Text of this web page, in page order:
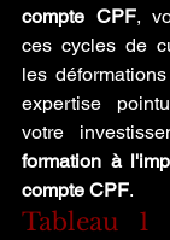
compte CPF,
ces cycles de
les
expertise
votre
formation à
compte CPF.
Tableau 1